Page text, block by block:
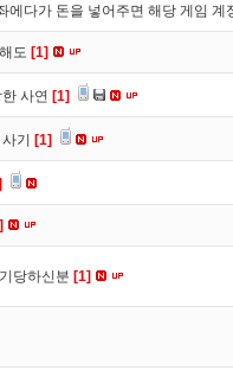
에다가 돈을 넣어주면 해당 게임
도 [1]
사연 [1]
기 [1]
당하신분 [1]